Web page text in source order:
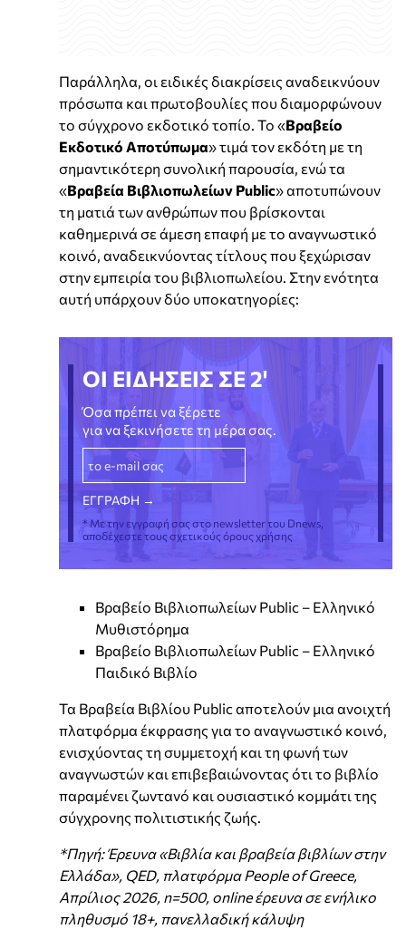
Παράλληλα, οι ειδικές διακρίσεις αναδεικνύουν
πρόσωπα και πρωτοβουλίες που διαμορφώνουν
το σύγχρονο εκδοτικό τοπίο. Το «Βραβείο
Εκδοτικό Αποτύπωμα» τιμά τον εκδότη με τη
σημαντικότερη συνολική παρουσία, ενώ τα
«Βραβεία Βιβλιοπωλείων Public» αποτυπώνουν
τη ματιά των ανθρώπων που βρίσκονται
καθημερινά σε άμεση επαφή με το αναγνωστικό
κοινό, αναδεικνύοντας τίτλους που ξεχώρισαν
στην εμπειρία του βιβλιοπωλείου. Στην ενότητα
αυτή υπάρχουν δύο υποκατηγορίες:
ΟΙ ΕΙΔΗΣΕΙΣ ΣΕ 2'
Όσα πρέπει να ξέρετε
για να ξεκινήσετε τη μέρα σας.
* Με την εγγραφή σας στο newsletter του Dnews,
αποδέχεστε τους σχετικούς όρους χρήσης
Βραβείο Βιβλιοπωλείων Public – Ελληνικό
Μυθιστόρημα
Βραβείο Βιβλιοπωλείων Public – Ελληνικό
Παιδικό Βιβλίο
Τα Βραβεία Βιβλίου Public αποτελούν μια ανοιχτή
πλατφόρμα έκφρασης για το αναγνωστικό κοινό,
ενισχύοντας τη συμμετοχή και τη φωνή των
αναγνωστών και επιβεβαιώνοντας ότι το βιβλίο
παραμένει ζωντανό και ουσιαστικό κομμάτι της
σύγχρονης πολιτιστικής ζωής.
*Πηγή: Έρευνα «Βιβλία και βραβεία βιβλίων στην
Ελλάδα», QED, πλατφόρμα People of Greece,
Απρίλιος 2026, n=500, online έρευνα σε ενήλικο
πληθυσμό 18+, πανελλαδική κάλυψη